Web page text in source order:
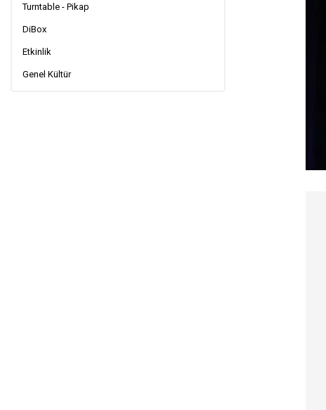
Turntable - Pikap
DiBox
Etkinlik
Genel Kültür